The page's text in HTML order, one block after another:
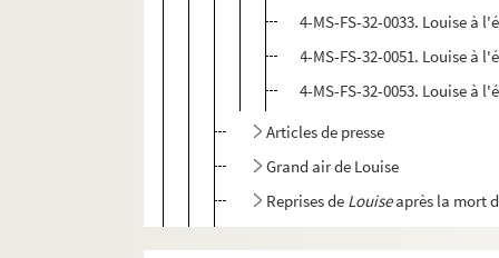
4-MS-FS-32-0033. Louise à
4-MS-FS-32-0051. Louise à
4-MS-FS-32-0053. Louise à
Articles de presse
Grand air de Louise
Reprises de Louiseaprès la mort